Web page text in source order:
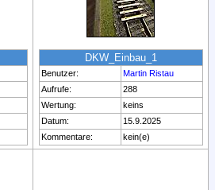
DKW_Einbau_1
Benutzer:
Martin Ristau
Aufrufe:
288
Wertung:
keins
Datum:
15.9.2025
Kommentare:
kein(e)